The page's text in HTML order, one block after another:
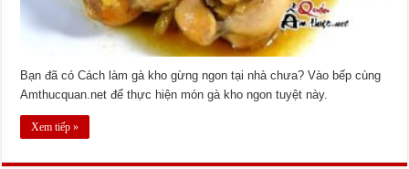
Bạn đã có Cách làm gà kho gừng ngon tại nhà chưa? Vào bếp cùng
Amthucquan.net để thực hiện món gà kho ngon tuyệt này.
Xem tiếp »